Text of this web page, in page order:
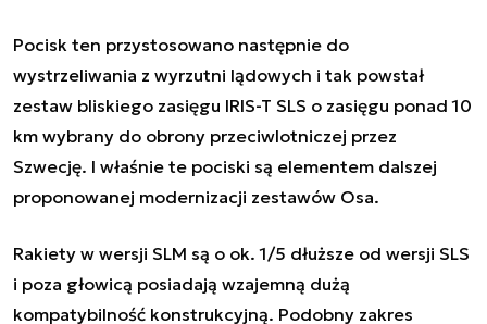
Pocisk ten przystosowano następnie do
wystrzeliwania z wyrzutni lądowych i tak powstał
zestaw bliskiego zasięgu IRIS-T SLS o zasięgu ponad 10
km wybrany do obrony przeciwlotniczej przez
Szwecję. I właśnie te pociski są elementem dalszej
proponowanej modernizacji zestawów Osa.
Rakiety w wersji SLM są o ok. 1/5 dłuższe od wersji SLS
i poza głowicą posiadają wzajemną dużą
kompatybilność konstrukcyjną. Podobny zakres